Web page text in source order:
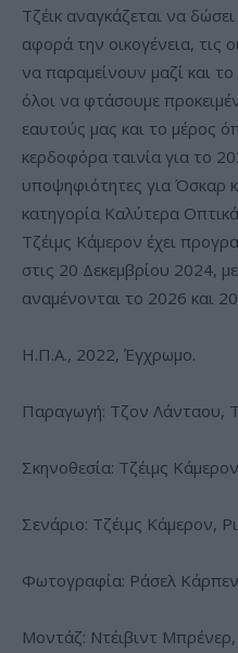
Τζέικ αναγκάζεται να
αφορά την οικογένεια, τις
να παραμείνουν μαζί και
όλοι να φτάσουμε
εαυτούς μας και το μέρος
κερδοφόρα ταινία για το
υποψηφιότητες για Όσκαρ
κατηγορία Καλύτερα
Τζέιμς Κάμερον έχει
στις 20 Δεκεμβρίου 2024,
αναμένονται το 2026 και
Η.Π.Α., 2022, Έγχρωμο.
Παραγωγή: Τζον Λάνταου,
Σκηνοθεσία: Τζέιμς Κάμερον
Σενάριο: Τζέιμς Κάμερον,
Φωτογραφία: Ράσελ
Μοντάζ: Ντέιβιντ